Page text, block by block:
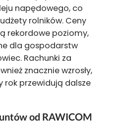
napędowego, co
rolników. Ceny
rekordowe poziomy,
dla gospodarstw
Rachunki za
znacznie wzrosły,
rok przewidują dalsze
od RAWICOM